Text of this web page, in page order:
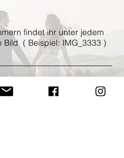
findet ihr unter jedem
Bild ( Beispiel: IMG_3333 )